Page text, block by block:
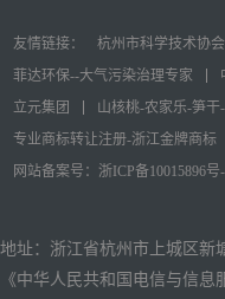
友情链接： 杭州市科学技术协会
菲达环保--大气污染治理专家
立元集团
山核桃-农家乐-笋干
专业商标转让注册-浙江金牌商标
网站备案号：浙ICP备10015896号
地址：浙江省杭州市上城区
《中华人民共和国电信与信息